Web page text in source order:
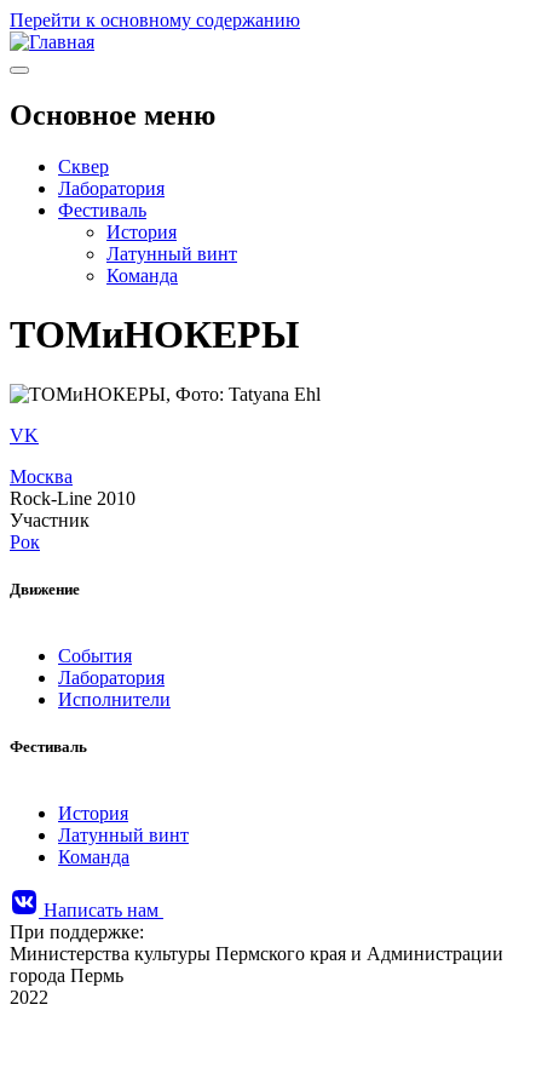
Перейти к основному содержанию
Основное меню
Сквер
Лаборатория
Фестиваль
История
Латунный винт
Команда
ТОМиНОКЕРЫ
VK
Москва
Rock-Line 2010
Участник
Рок
Движение
События
Лаборатория
Исполнители
Фестиваль
История
Латунный винт
Команда
Написать нам
При поддержке:
Министерства культуры Пермского края и Администрации
города Пермь
2022